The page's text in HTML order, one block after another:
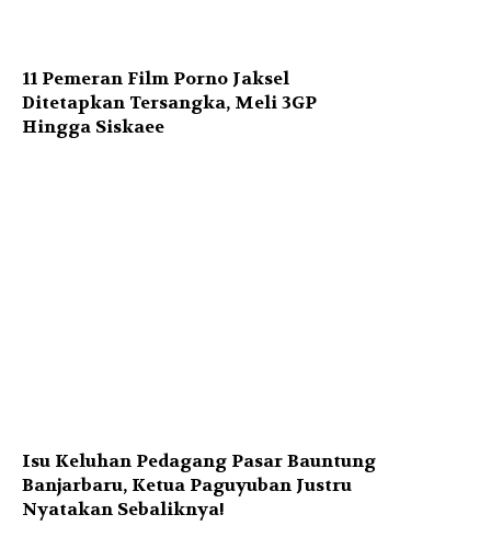
11 Pemeran Film Porno Jaksel
Ditetapkan Tersangka, Meli 3GP
Hingga Siskaee
Isu Keluhan Pedagang Pasar Bauntung
Banjarbaru, Ketua Paguyuban Justru
Nyatakan Sebaliknya!